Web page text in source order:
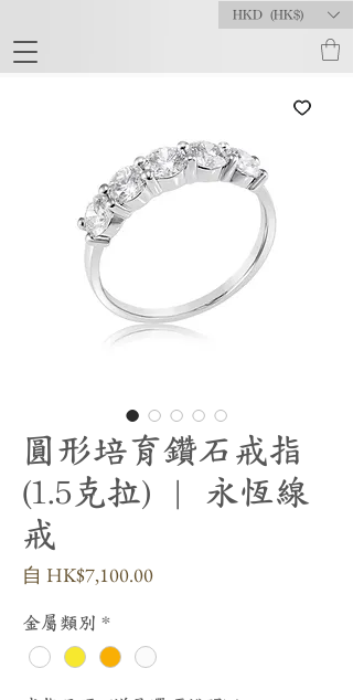
HKD (HK$)
圓形培育鑽石戒指
(1.5克拉) | 永恆線
戒
自 HK$7,100.00促
格
金屬類別 *